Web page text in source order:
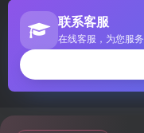
联系客服
在线客服，为您服务